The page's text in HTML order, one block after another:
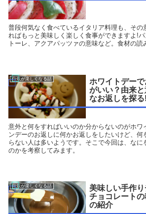
普段何気なく食べているイタリア料理も、その
ればもっと美味しく楽しく食事ができますよ!
トーレ、アクアパッツァの意味など。食材の読
自炊が楽しくなる話
ホワイトデー
がいい？由来
なお返しを探る!
意外と何をすればいいのか分からないのがホワ
ンデーのお返しに何かお返しをしたいけど、何
らない人は多いようです。そこで今回は、なに
のかを考察してみます。
自炊が楽しくなる話
美味しい手作り
チョコレート
の紹介